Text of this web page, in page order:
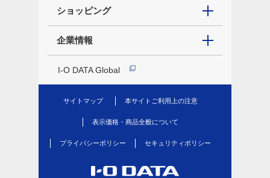
ショッピング
企業情報
I-O DATA Global
サイトマップ 本サイトご利用上の注意
表示価格・商品全般について
プライバシーポリシー セキュリティポリシー